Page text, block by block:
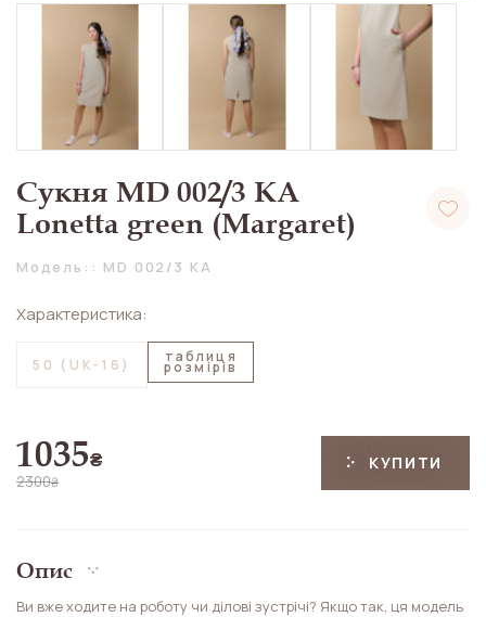
Сукня MD 002/3 KA
Lonetta green (Margaret)
Модель:: MD 002/3 KA
Характеристика:
50 (UK-16) таблиця
розмірів
1035₴
2300₴
КУПИТИ
Опис
Ви вже ходите на роботу чи ділові зустрічі? Якщо так, ця модель